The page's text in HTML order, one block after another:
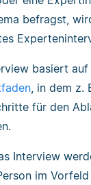
befragst,
basiert
, in dem z.
für den
Interview
im